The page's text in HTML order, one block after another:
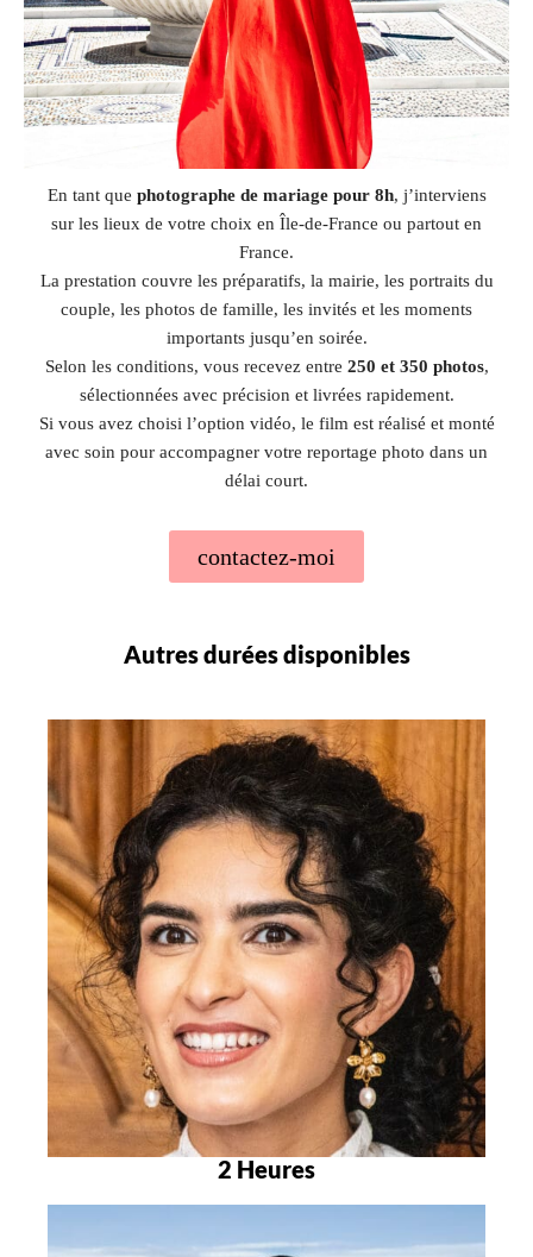
En tant que photographe de mariage pour 8h, j’interviens
sur les lieux de votre choix en Île-de-France ou partout en
France.
La prestation couvre les préparatifs, la mairie, les portraits du
couple, les photos de famille, les invités et les moments
importants jusqu’en soirée.
Selon les conditions, vous recevez entre 250 et 350 photos,
sélectionnées avec précision et livrées rapidement.
Si vous avez choisi l’option vidéo, le film est réalisé et monté
avec soin pour accompagner votre reportage photo dans un
délai court.
contactez-moi
Autres durées disponibles
2 Heures